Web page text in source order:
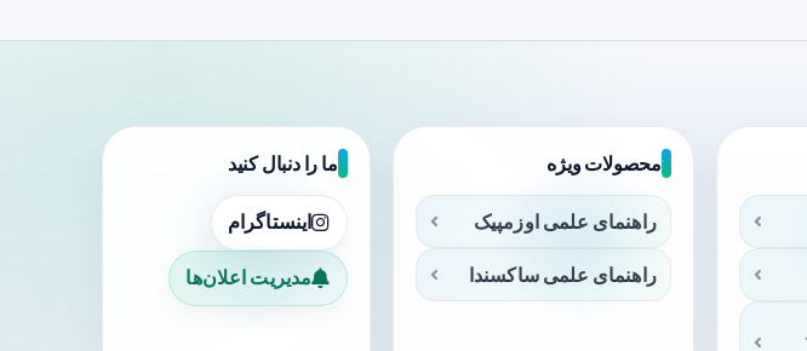
محصولات ویژه
راهنمای علمی اوزمپیک
راهنمای علمی ساکسندا
ما را دنبال کنید
اینستاگرام
مدیریت اعلان‌ها